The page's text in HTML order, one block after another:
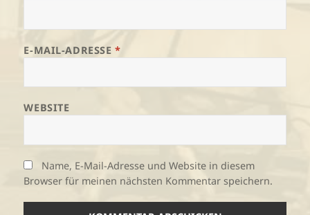
E-MAIL-ADRESSE*
WEBSITE
Name, E-Mail-Adresse und Website in diesem
Browser für meinen nächsten Kommentar speichern.